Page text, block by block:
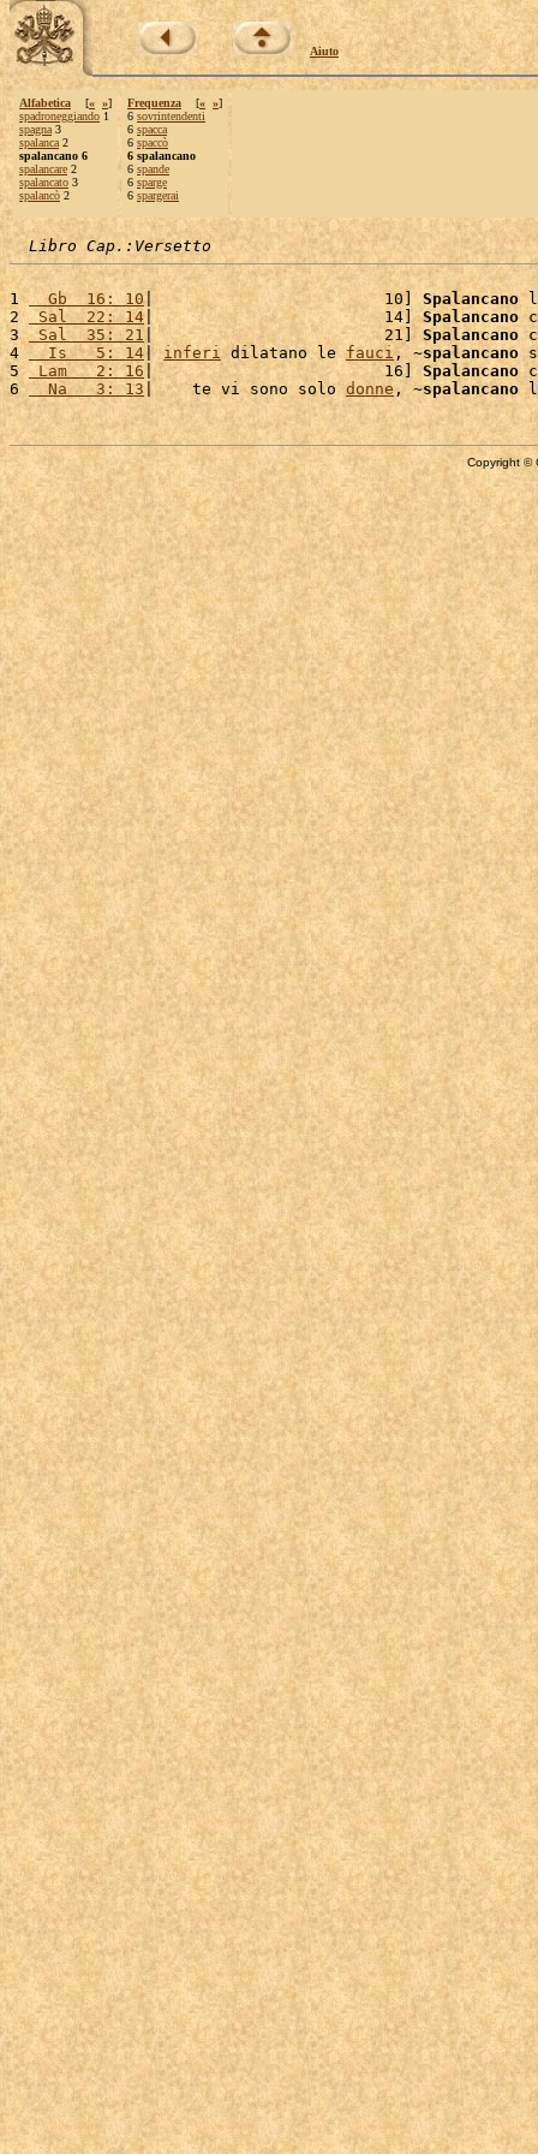
Aiuto
Alfabetica [« »]
spadroneggiando 1
spagna 3
spalanca 2
spalancano 6
spalancare 2
spalancato 3
spalancò 2
Frequenza [« »]
6 sovrintendenti
6 spacca
6 spaccò
6 spalancano
6 spande
6 sparge
6 spargerai
Libro Cap.:Versetto
1
  Gb  16: 10
|                        10] Spalancano
2
Sal  22: 14 |                        14] Spalancano
3 Sal  35: 21 |                        21] Spalancano
4
  Is   5: 14
| inferi dilatano le fauci , ~spalancano
5 Lam   2: 16 |                        16] Spalancano
6
  Na   3: 13
|    te vi sono solo donne , ~spalancano
Copyright ©